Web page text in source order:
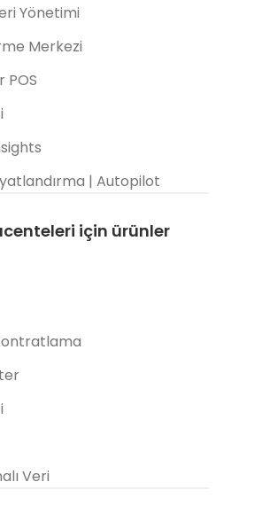
Yönetimi
Merkezi
POS
| Autopilot
için ürünler
Veri